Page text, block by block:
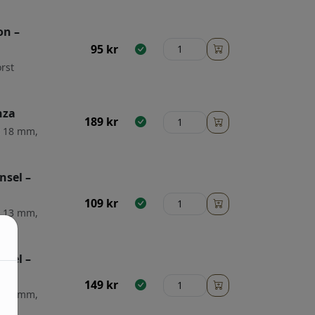
–
95 kr
18 mm,
189 kr
–
13 mm,
109 kr
–
14 mm,
149 kr